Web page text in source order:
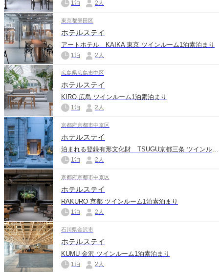
1泊 2人
東京都墨田区
ホテルステイ
アートホテル KAIKA 東京 ツインルーム1泊素泊まり
1泊 2人
広島県広島市中区
ホテルステイ
KIRO 広島 ツインルーム1泊素泊まり
1泊 2人
京都府京都市中京区
ホテルステイ
泊まれる登録有形文化財 TSUGU京都三条 ツインルーム1泊素泊まり
1泊 2人
京都府京都市中京区
ホテルステイ
RAKURO 京都 ツインルーム1泊素泊まり
1泊 2人
石川県金沢市
ホテルステイ
KUMU 金沢 ツインルーム1泊素泊まり
1泊 2人